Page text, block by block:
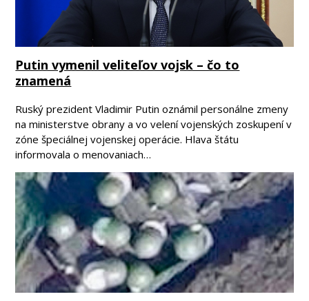
Putin vymenil veliteľov vojsk – čo to
znamená
Ruský prezident Vladimir Putin oznámil personálne zmeny
na ministerstve obrany a vo velení vojenských zoskupení v
zóne špeciálnej vojenskej operácie. Hlava štátu
informovala o menovaniach…